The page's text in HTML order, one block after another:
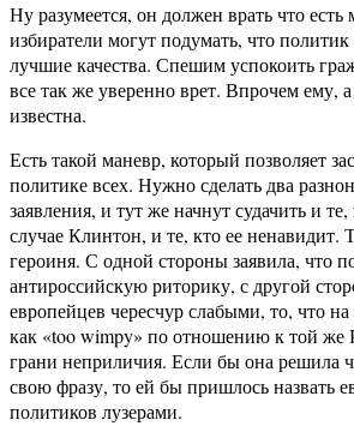
Ну разумеется, он должен врать что есть
избиратели могут подумать, что политик
лучшие качества. Спешим успокоить
все так же уверенно врет. Впрочем ему,
известна.
Есть такой маневр, который позволяет
политике всех. Нужно сделать два
заявления, и тут же начнут судачить и
случае Клинтон, и те, кто ее ненавидит.
героиня. С одной стороны заявила, что
антироссийскую риторику, с другой
европейцев чересчур слабыми, то, что
как «too wimpy» по отношению к той же
грани неприличия. Если бы она решила
свою фразу, то ей бы пришлось назвать
политиков лузерами.